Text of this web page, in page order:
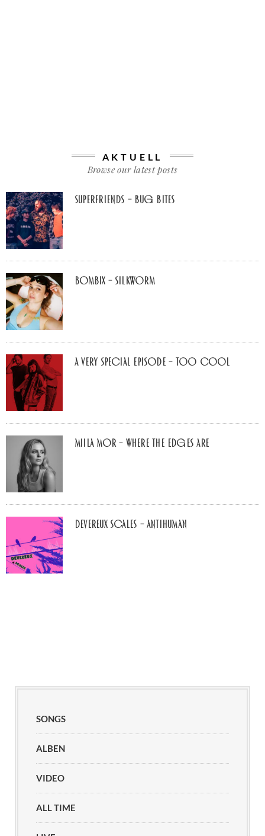
AKTUELL
Browse our latest posts
Superfriends – Bug Bites
Bombix – Silkworm
A Very Special Episode – Too Cool
Miila Mor – Where The Edges Are
Devereux Scales – Antihuman
SONGS
ALBEN
VIDEO
ALL TIME